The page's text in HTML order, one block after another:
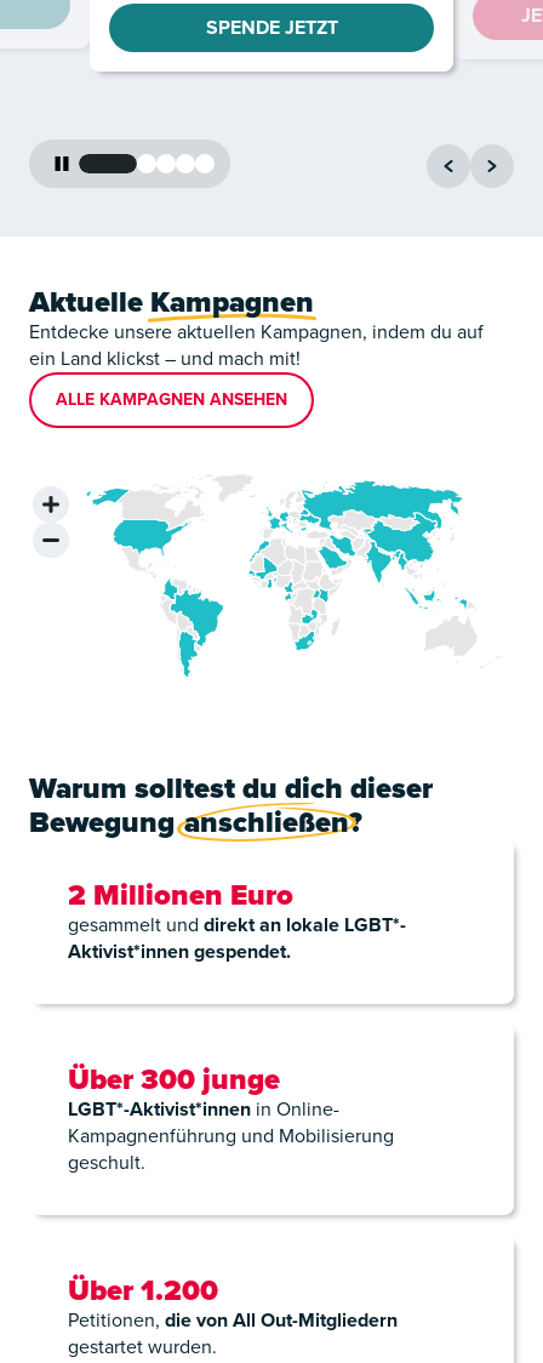
SPENDE JETZT
AktuelleKampagnen
Entdecke unsere aktuellen Kampagnen, indem du auf
ein Land klickst – und mach mit!
ALLE KAMPAGNEN ANSEHEN
Warum solltest du dich dieser
Bewegunganschließen?
2 Millionen Euro
gesammelt und direkt an lokale LGBT*-
Aktivist*innen gespendet.
Über 300 junge
LGBT*-Aktivist*innen in Online-
Kampagnenführung und Mobilisierung
geschult.
Über 1.200
Petitionen, die von All Out-Mitgliedern
gestartet wurden.